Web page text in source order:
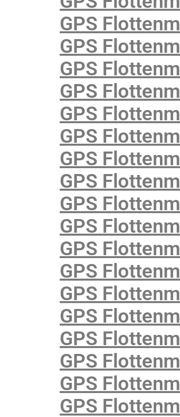
GPS
GPS
GPS
GPS
GPS
GPS
GPS
GPS
GPS
GPS
GPS
GPS
GPS
GPS
GPS
GPS
GPS
GPS